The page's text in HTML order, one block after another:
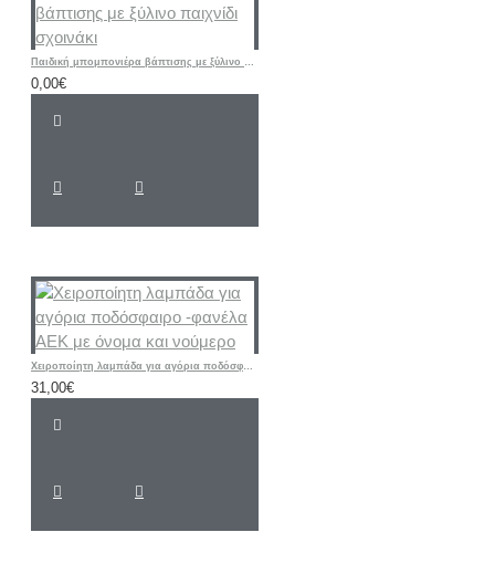
Παιδική μπομπονιέρα βάπτισης με ξύλινο παιχνίδι σχοινάκι
0,00€
Χειροποίητη λαμπάδα για αγόρια ποδόσφαιρο -φανέλα ΑΕΚ με όνομα και νούμερο
31,00€